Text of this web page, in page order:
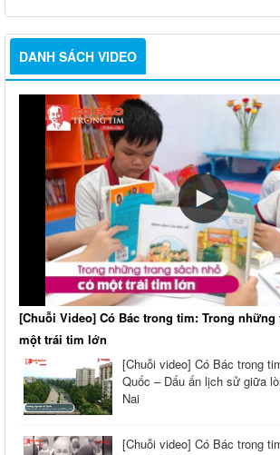
DANH SÁCH VIDEO
[Chuỗi Video] Có Bác trong tim: Trong
một trái tim lớn
[Chuỗi video] Có Bác trong
Quốc – Dấu ấn lịch sử giữa
Nai
[Chuỗi video] Có Bác trong